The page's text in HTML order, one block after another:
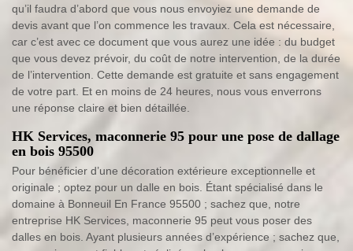
qu’il faudra d’abord que vous nous envoyiez une demande de
devis avant que l’on commence les travaux. Cela est nécessaire,
car c’est avec ce document que vous aurez une idée : du budget
que vous devez prévoir, du coût de notre intervention, de la durée
de l’intervention. Cette demande est gratuite et sans engagement
de votre part. Et en moins de 24 heures, nous vous enverrons
une réponse claire et bien détaillée.
HK Services, maconnerie 95 pour une pose de dallage
en bois 95500
Pour bénéficier d’une décoration extérieure exceptionnelle et
originale ; optez pour un dalle en bois. Étant spécialisé dans le
domaine à Bonneuil En France 95500 ; sachez que, notre
entreprise HK Services, maconnerie 95 peut vous poser des
dalles en bois. Ayant plusieurs années d’expérience ; sachez que,